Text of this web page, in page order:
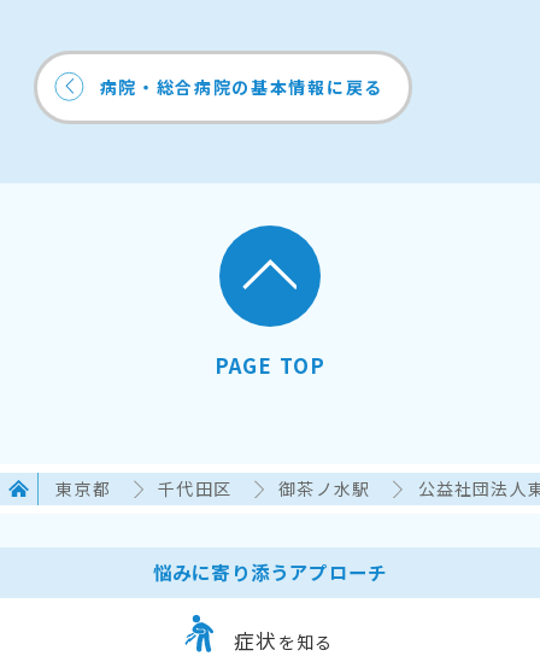
病院・総合病院の基本情報に戻る
PAGE TOP
東京都 千代田区 御茶ノ水駅 公益社団法人
悩みに寄り添うアプローチ
症状 を知る